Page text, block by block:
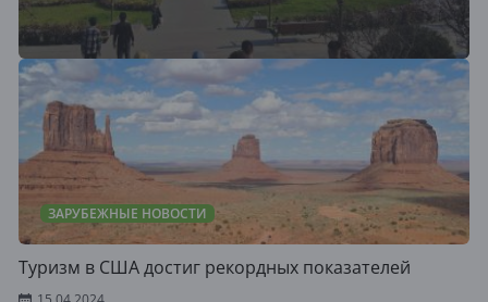
ЗАРУБЕЖНЫЕ НОВОСТИ
Туризм в США достиг рекордных показателей